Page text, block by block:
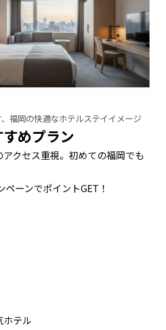
福岡の快適なホテルステイイメージ
めプラン
クセス重視。初めての福岡でも
ーンでポイントGET！
ホテル